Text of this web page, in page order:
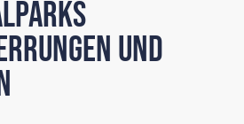
und